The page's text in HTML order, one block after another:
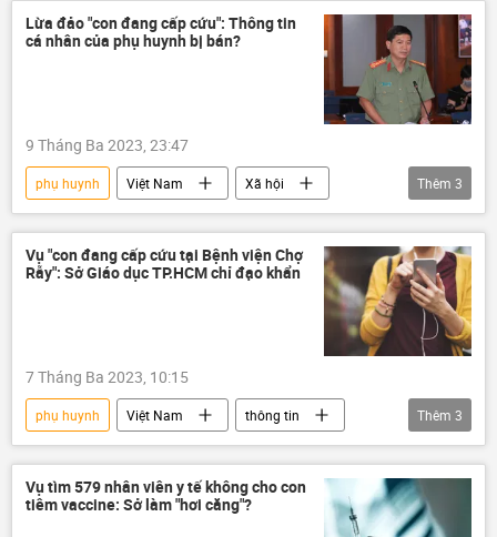
Lừa đảo "con đang cấp cứu": Thông tin
cá nhân của phụ huynh bị bán?
9 Tháng Ba 2023, 23:47
phụ huynh Việt Nam
Xã hội
lừa đảo
công an TP.HCM điều tra
Thêm 3
Vụ "con đang cấp cứu tại Bệnh viện Chợ
Rẫy": Sở Giáo dục TP.HCM chỉ đạo khẩn
7 Tháng Ba 2023, 10:15
phụ huynh Việt Nam
thông tin
lừa đảo
Trẻ em giáo dục
Thêm 3
Vụ tìm 579 nhân viên y tế không cho con
tiêm vaccine: Sở làm "hơi căng"?